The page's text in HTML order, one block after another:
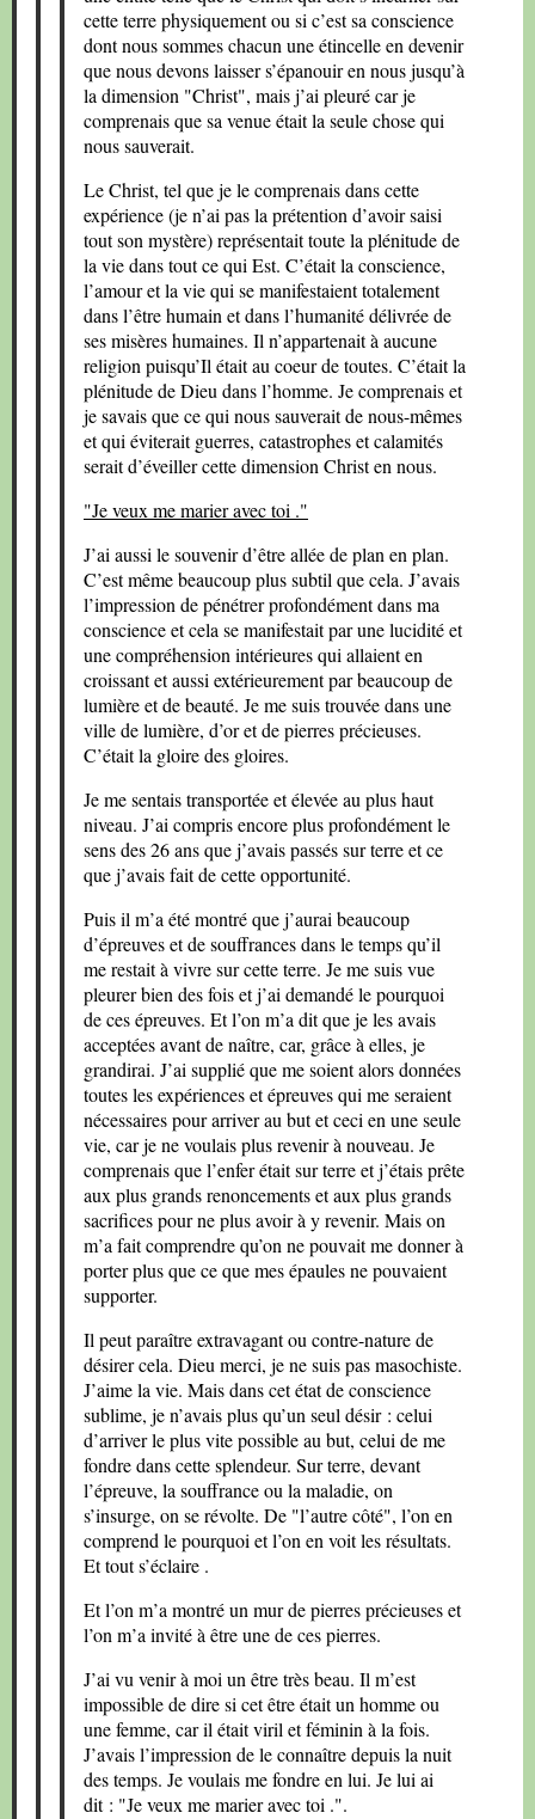
cette terre physiquement ou si c’est sa conscience
dont nous sommes chacun une étincelle en devenir
que nous devons laisser s’épanouir en nous jusqu’à
la dimension "Christ", mais j’ai pleuré car je
comprenais que sa venue était la seule chose qui
nous sauverait.
Le Christ, tel que je le comprenais dans cette
expérience (je n’ai pas la prétention d’avoir saisi
tout son mystère) représentait toute la plénitude de
la vie dans tout ce qui Est. C’était la conscience,
l’amour et la vie qui se manifestaient totalement
dans l’être humain et dans l’humanité délivrée de
ses misères humaines. Il n’appartenait à aucune
religion puisqu’Il était au coeur de toutes. C’était la
plénitude de Dieu dans l’homme. Je comprenais et
je savais que ce qui nous sauverait de nous-mêmes
et qui éviterait guerres, catastrophes et calamités
serait d’éveiller cette dimension Christ en nous.
"Je veux me marier avec toi ."
J’ai aussi le souvenir d’être allée de plan en plan.
C’est même beaucoup plus subtil que cela. J’avais
l’impression de pénétrer profondément dans ma
conscience et cela se manifestait par une lucidité et
une compréhension intérieures qui allaient en
croissant et aussi extérieurement par beaucoup de
lumière et de beauté. Je me suis trouvée dans une
ville de lumière, d’or et de pierres précieuses.
C’était la gloire des gloires.
Je me sentais transportée et élevée au plus haut
niveau. J’ai compris encore plus profondément le
sens des 26 ans que j’avais passés sur terre et ce
que j’avais fait de cette opportunité.
Puis il m’a été montré que j’aurai beaucoup
d’épreuves et de souffrances dans le temps qu’il
me restait à vivre sur cette terre. Je me suis vue
pleurer bien des fois et j’ai demandé le pourquoi
de ces épreuves. Et l’on m’a dit que je les avais
acceptées avant de naître, car, grâce à elles, je
grandirai. J’ai supplié que me soient alors données
toutes les expériences et épreuves qui me seraient
nécessaires pour arriver au but et ceci en une seule
vie, car je ne voulais plus revenir à nouveau. Je
comprenais que l’enfer était sur terre et j’étais prête
aux plus grands renoncements et aux plus grands
sacrifices pour ne plus avoir à y revenir. Mais on
m’a fait comprendre qu’on ne pouvait me donner à
porter plus que ce que mes épaules ne pouvaient
supporter.
Il peut paraître extravagant ou contre-nature de
désirer cela. Dieu merci, je ne suis pas masochiste.
J’aime la vie. Mais dans cet état de conscience
sublime, je n’avais plus qu’un seul désir : celui
d’arriver le plus vite possible au but, celui de me
fondre dans cette splendeur. Sur terre, devant
l’épreuve, la souffrance ou la maladie, on
s’insurge, on se révolte. De "l’autre côté", l’on en
comprend le pourquoi et l’on en voit les résultats.
Et tout s’éclaire .
Et l’on m’a montré un mur de pierres précieuses et
l’on m’a invité à être une de ces pierres.
J’ai vu venir à moi un être très beau. Il m’est
impossible de dire si cet être était un homme ou
une femme, car il était viril et féminin à la fois.
J’avais l’impression de le connaître depuis la nuit
des temps. Je voulais me fondre en lui. Je lui ai
dit : "Je veux me marier avec toi .".